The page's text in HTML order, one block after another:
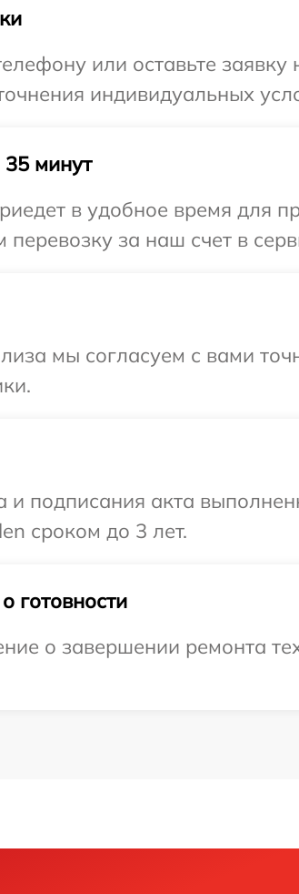
или оставьте
индивидуальных
минут
в удобное время для
за наш счет в
мы согласуем с вами
и подписания акта
сроком до 3 лет.
готовности
о завершении ремонта